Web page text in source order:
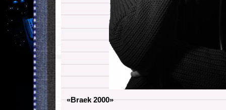
«Braek 2000»